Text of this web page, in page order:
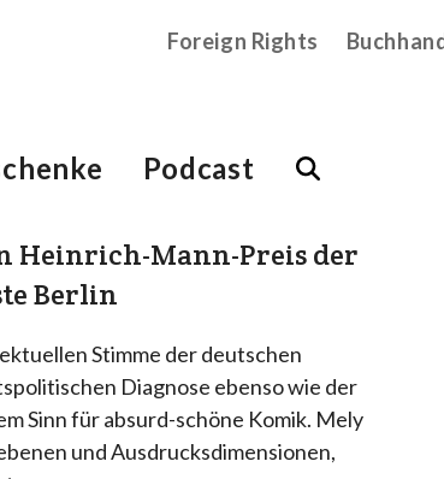
Foreign Rights
Podcast
Heinrich-Mann-Preis der
Berlin
Stimme der deutschen
Diagnose ebenso wie der
Sinn für absurd-schöne Komik. Mely
und Ausdrucksdimensionen,